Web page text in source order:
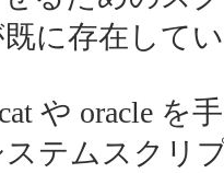
に存在して
や oracle を
テムスクリ